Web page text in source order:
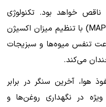
خواهد بود. تکنولوژی
بسته‌بندی با اتمسفر اصلاح‌شده (MAP) با تنظیم میزان اکسیژن
تنفس میوه‌ها و سبزیجات
می‌کند.
هوا، آخرین سنگر در برابر
در نگهداری روغن‌ها و